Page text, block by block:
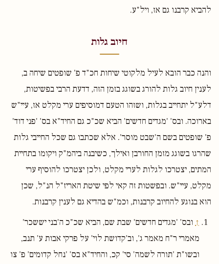
להביא קרבנו גם אז, ויל"ע.
חיוב גלות
והנה כבר הובא לעיל מלקוטי שיחות חכ"ד פ' שופטים שיחה ב,
לענין חיוב גלות להורג בשוגג בזמן הזה, דדעת הרבי בפשיטות,
דלע"ל יתחייב בגלות, ושזהו הטעם דמוסיפים ערי מקלט אז, עיי"ש
בארוכה. ובס' 'מגדים חדשים' הביא שכ"כ גם החיד"א בס' 'פני דוד'
פ' שופטים בשם ה'שבט מוסר'. אלא שכתבו גם שכל החייבי גלות
שהרגו בשוגג מזמן החורבן ואילך, כשיבנה ביהמ"ק ויקומו בתחיית
המתים, יצטרכו לגלות לערי מקלט, ולכן יצטרכו להוסיף ערי
מקלט, עיי"ש. ובפשטות זה קאי לפי שיטת האריז"ל הנ"ל, שכן
הוא בנוגע להחיוב קרבנות, וכמ"ש בהדיא גם לענין קרבנות.
↑ ובס' 'מגדים חדשים' שבת שם, הביא שכ"כ ה'בני יששכר'
מאמרי ר"ח מאמר ג', וב'קדושת לוי' על פרקי אבות ע' תנב,
ובשו"ת 'תורה לשמה' סי' קכ, והחיד"א בס' 'נחל קדומים' פ' צו